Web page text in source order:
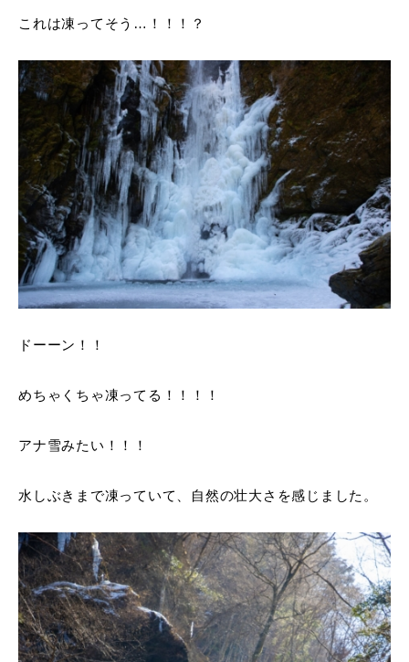
これは凍ってそう…！！！？
ドーーン！！
めちゃくちゃ凍ってる！！！！
アナ雪みたい！！！
水しぶきまで凍っていて、自然の壮大さを感じました。